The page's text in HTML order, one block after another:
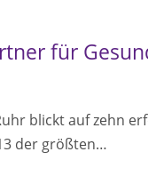
für
blickt auf zehn
der größten…